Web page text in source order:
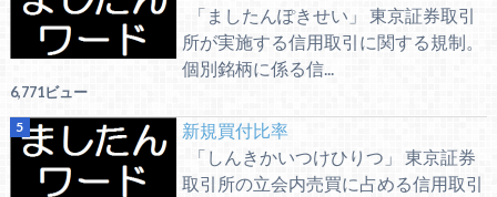
「ましたんぽきせい」 東京証券取引
所が実施する信用取引に関する規制。
個別銘柄に係る信...
6,771ビュー
新規買付比率
「しんきかいつけひりつ」 東京証券
取引所の立会内売買に占める信用取引